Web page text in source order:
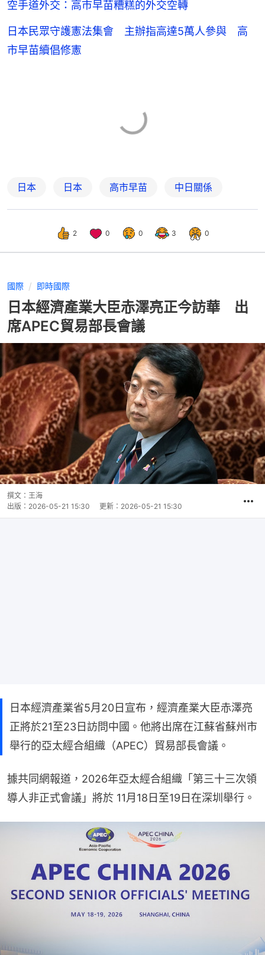
空手道外交：高市早苗糟糕的外交空轉
日本民眾守護憲法集會 主辦指高達5萬人參與 高
市早苗續倡修憲
日本 日本 高市早苗 中日關係
2 0 0 3 0
國際 即時國際
日本經濟產業大臣赤澤亮正今訪華 出
席APEC貿易部長會議
撰文： 王海
出版： 2026-05-21 15:30 更新： 2026-05-21 15:30
日本經濟產業省5月20日宣布，經濟產業大臣赤澤亮
正將於21至23日訪問中國。他將出席在江蘇省蘇州市
舉行的亞太經合組織（APEC）貿易部長會議。
據共同網報道，2026年亞太經合組織「第三十三次領
導人非正式會議」將於 11月18日至19日在深圳舉行。